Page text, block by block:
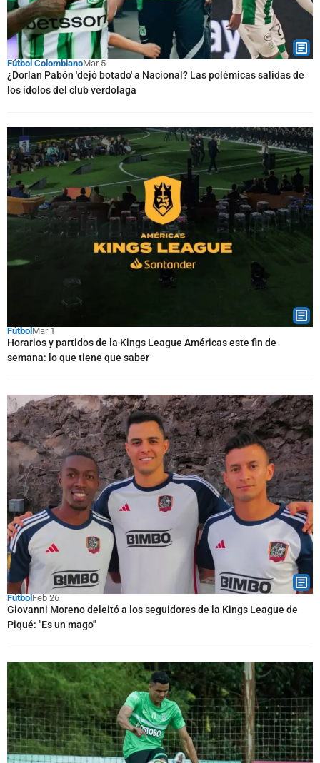
Fútbol ColombianoMar 5
¿Dorlan Pabón 'dejó botado' a Nacional? Las polémicas salidas de
los ídolos del club verdolaga
FútbolMar 1
Horarios y partidos de la Kings League Américas este fin de
semana: lo que tiene que saber
Fútbol Feb 26
Giovanni Moreno deleitó a los seguidores de la Kings League de
Piqué: "Es un mago"